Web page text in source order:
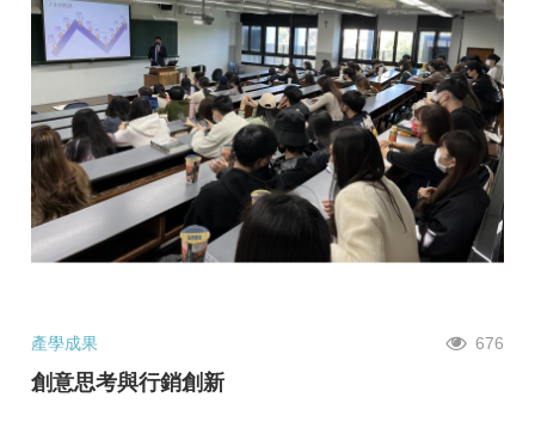
產學成果 676
創意思考與行銷創新